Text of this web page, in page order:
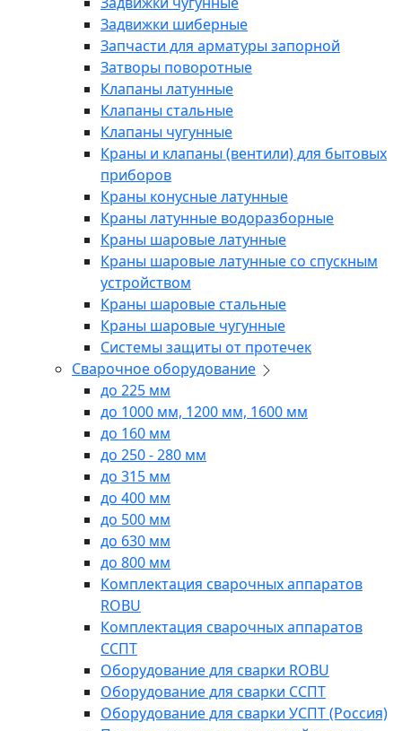
Задвижки шиберные
Запчасти для арматуры запорной
Затворы поворотные
Клапаны латунные
Клапаны стальные
Клапаны чугунные
Краны и клапаны (вентили) для бытовых
приборов
Краны конусные латунные
Краны латунные водоразборные
Краны шаровые латунные
Краны шаровые латунные со спускным
устройством
Краны шаровые стальные
Краны шаровые чугунные
Системы защиты от протечек
Сварочное оборудование
до 225 мм
до 1000 мм, 1200 мм, 1600 мм
до 160 мм
до 250 - 280 мм
до 315 мм
до 400 мм
до 500 мм
до 630 мм
до 800 мм
Комплектация сварочных аппаратов
ROBU
Комплектация сварочных аппаратов
ССПТ
Оборудование для сварки ROBU
Оборудование для сварки ССПТ
Оборудование для сварки УСПТ (Россия)